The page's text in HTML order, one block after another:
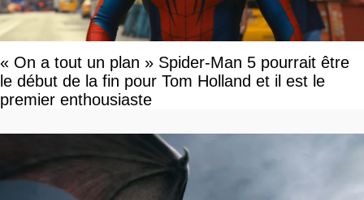
« On a tout un plan » Spider-Man 5 pourrait être
le début de la fin pour Tom Holland et il est le
premier enthousiaste